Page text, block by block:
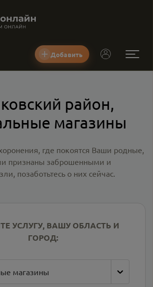
Добавить
район,
магазины
где покоятся Ваши родные,
признаны заброшенными и
позаботьтесь о них сейчас.
УСЛУГУ, ВАШУ ОБЛАСТЬ И
ГОРОД:
магазины